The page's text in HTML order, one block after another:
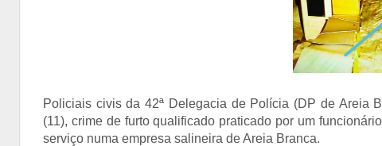
Policiais civis da 42ª Delegacia de Polícia (DP de Areia
(11), crime de furto qualificado praticado por um
serviço numa empresa salineira de Areia Branca.